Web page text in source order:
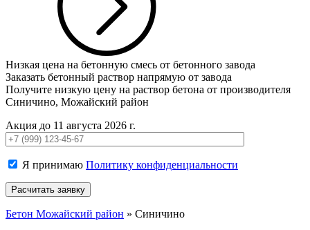
Низкая цена на бетонную смесь от бетонного завода
Заказать бетонный раствор напрямую от завода
Получите низкую цену на раствор бетона от производителя
Синичино, Можайский район
Акция до 11 августа 2026 г.
Я принимаю Политику конфиденциальности
Бетон Можайский район » Синичино